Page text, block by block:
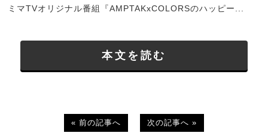
ミマTVオリジナル番組『AMPTAKxCOLORSのハッピー...
本文を読む
« 前の記事へ 次の記事へ »